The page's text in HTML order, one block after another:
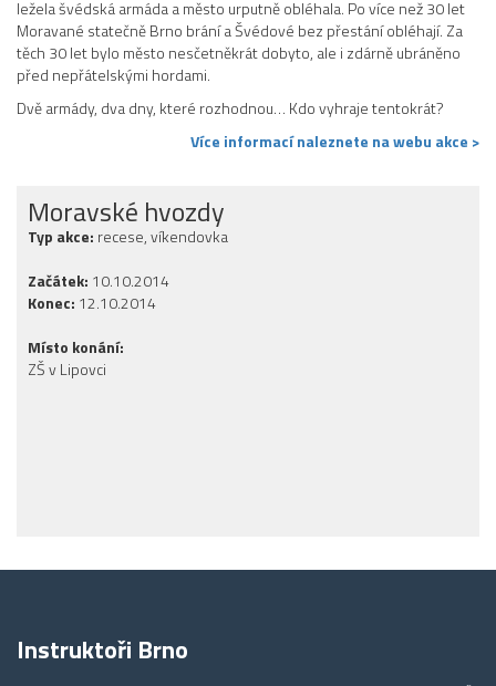
ležela švédská armáda a město urputně obléhala. Po více než 30 let
Moravané statečně Brno brání a Švédové bez přestání obléhají. Za
těch 30 let bylo město nesčetněkrát dobyto, ale i zdárně ubráněno
před nepřátelskými hordami.
Dvě armády, dva dny, které rozhodnou… Kdo vyhraje tentokrát?
Více informací naleznete na webu akce >
Moravské hvozdy
Typ akce: recese, víkendovka
Začátek: 10.10.2014
Konec: 12.10.2014
Místo konání:
ZŠ v Lipovci
Instruktoři Brno